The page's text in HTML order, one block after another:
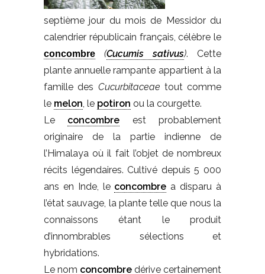
septième jour du mois de Messidor du
calendrier républicain français, célèbre le
concombre (Cucumis sativus). Cette
plante annuelle rampante appartient à la
famille des Cucurbitaceae tout comme
le melon , le potiron ou la courgette.
Le concombre est probablement
originaire de la partie indienne de
l’Himalaya où il fait l’objet de nombreux
récits légendaires. Cultivé depuis 5 000
ans en Inde, le concombre a disparu à
l’état sauvage, la plante telle que nous la
connaissons étant le produit
d’innombrables sélections et
hybridations.
Le nom concombre dérive certainement